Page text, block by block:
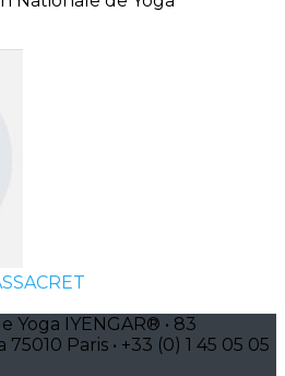
Yoga IYENGAR® • 83
Paris • +33 (0) 1 45 05 05